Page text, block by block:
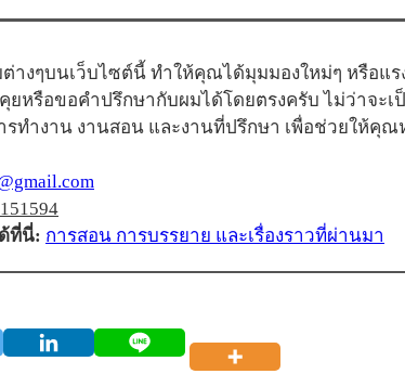
างๆบนเว็บไซต์นี้ ทำให้คุณได้มุมมองใหม่ๆ หรือแ
หรือขอคำปรึกษากับผมได้โดยตรงครับ ไม่ว่าจะ
ทำงาน งานสอน และงานที่ปรึกษา เพื่อช่วยให้คุ
ที่นี่: การสอน การบรรยาย และเรื่องราวที่ผ่านมา